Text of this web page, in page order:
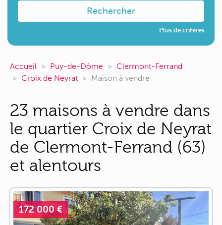
Rechercher
Plus de critères
Accueil Puy-de-Dôme
Clermont-Ferrand
Croix de Neyrat
Maison à vendre
23 maisons à vendre dans
le quartier Croix de Neyrat
de Clermont-Ferrand (63)
et alentours
172 000 €